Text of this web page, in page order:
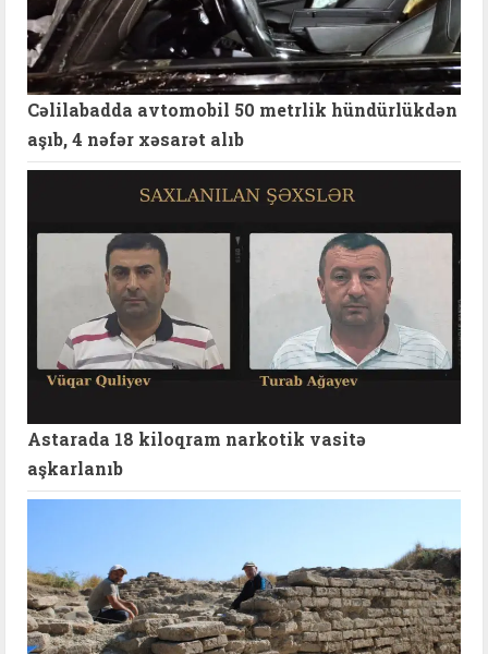
Cəlilabadda avtomobil 50 metrlik hündürlükdən
aşıb, 4 nəfər xəsarət alıb
Astarada 18 kiloqram narkotik vasitə
aşkarlanıb